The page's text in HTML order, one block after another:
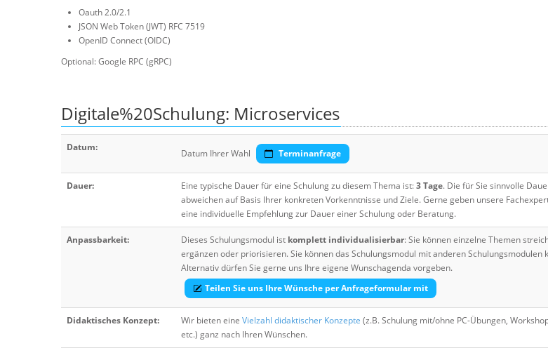
Oauth 2.0/2.1
JSON Web Token (JWT) RFC 7519
OpenID Connect (OIDC)
Optional: Google RPC (gRPC)
Digitale%20Schulung: Microservices
Datum:
Datum Ihrer Wahl Terminanfrage
Dauer: Eine typische Dauer für eine Schulung zu diesem Thema ist:3 Tage. Die für Sie sinnvolle
abweichen auf Basis Ihrer konkreten Vorkenntnisse und Ziele. Gerne geben unsere
eine individuelle Empfehlung zur Dauer einer Schulung oder Beratung.
Anpassbarkeit: Dieses Schulungsmodul ist komplett individualisierbar: Sie können einzelne Themen
ergänzen oder priorisieren. Sie können das Schulungsmodul mit anderen Schulungsmodulen
Alternativ dürfen Sie gerne uns Ihre eigene Wunschagenda vorgeben.
Teilen Sie uns Ihre Wünsche per Anfrageformular mit
Didaktisches Konzept: Wir bieten eine Vielzahl didaktischer Konzepte (z.B. Schulung mit/ohne PC-Übungen,
etc.) ganz nach Ihren Wünschen.